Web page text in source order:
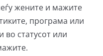
жените и мажите
програма или
во статусот или